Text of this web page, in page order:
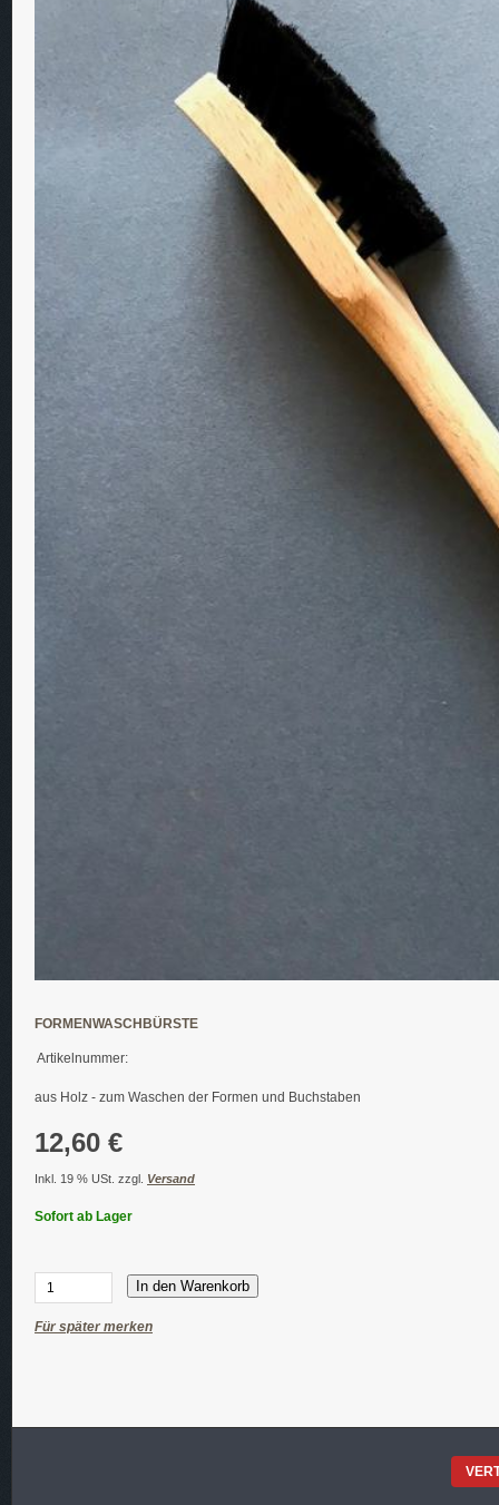
FORMENWASCHBÜRSTE
Artikelnummer:
aus Holz - zum Waschen der Formen und Buchstaben
12,60 €
Inkl. 19 % USt. zzgl. Versand
Sofort ab Lager
In den Warenkorb
Für später merken